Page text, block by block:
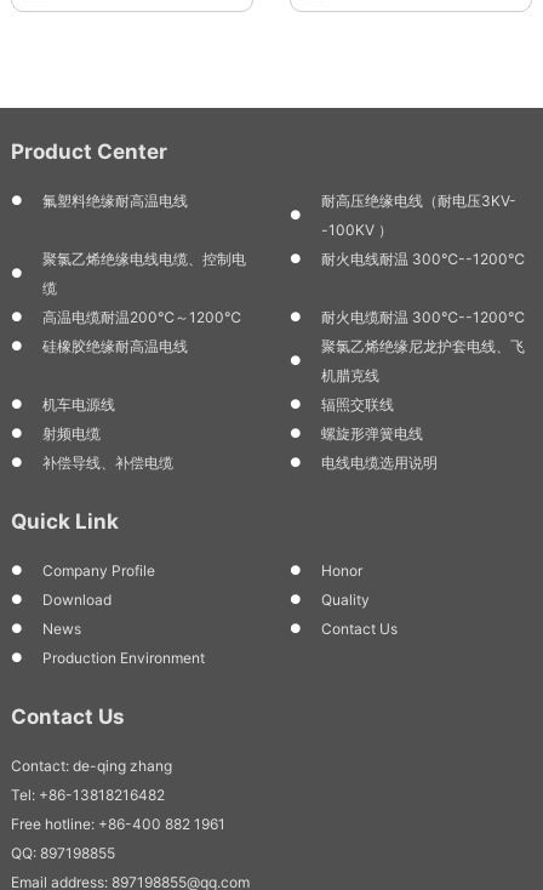
Product Center
氟塑料绝缘耐高温电线
耐高压绝缘电线（耐电压3KV-
-100KV ）
聚氯乙烯绝缘电线电缆、控制电
缆
耐火电线耐温 300℃--1200℃
高温电缆耐温200℃～1200℃
耐火电缆耐温 300℃--1200℃
硅橡胶绝缘耐高温电线
聚氯乙烯绝缘尼龙护套电线、飞
机腊克线
机车电源线
辐照交联线
射频电缆
螺旋形弹簧电线
补偿导线、补偿电缆
电线电缆选用说明
Quick Link
Company Profile
Honor
Download
Quality
News
Contact Us
Production Environment
Contact Us
Contact: de-qing zhang
Tel: +86-13818216482
Free hotline: +86-400 882 1961
QQ: 897198855
Email address: 897198855@qq.com